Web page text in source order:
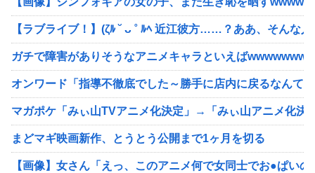
【ラブライブ！】(ζﾙ ˘ ᴗ ˚ ﾙﾍ 近江彼方……？ああ、そんな
ガチで障害がありそうなアニメキャラといえばwwwwwww
オンワード「指導不徹底でした～勝手に店内に戻るなんて
マガポケ「みぃ山TVアニメ化決定」→「みぃ山アニメ化決
まどマギ映画新作、とうとう公開まで1ヶ月を切る
【画像】女さん「えっ、このアニメ何で女同士でお●ぱい